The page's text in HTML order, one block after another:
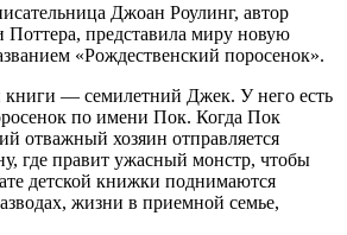
Джоан Роулинг, автор
Поттера, представила миру новую
«Рождественский поросенок».
книги — семилетний Джек. У него есть
по имени Пок. Когда Пок
отважный хозяин отправляется
где правит ужасный монстр, чтобы
детской книжки поднимаются
жизни в приемной семье,